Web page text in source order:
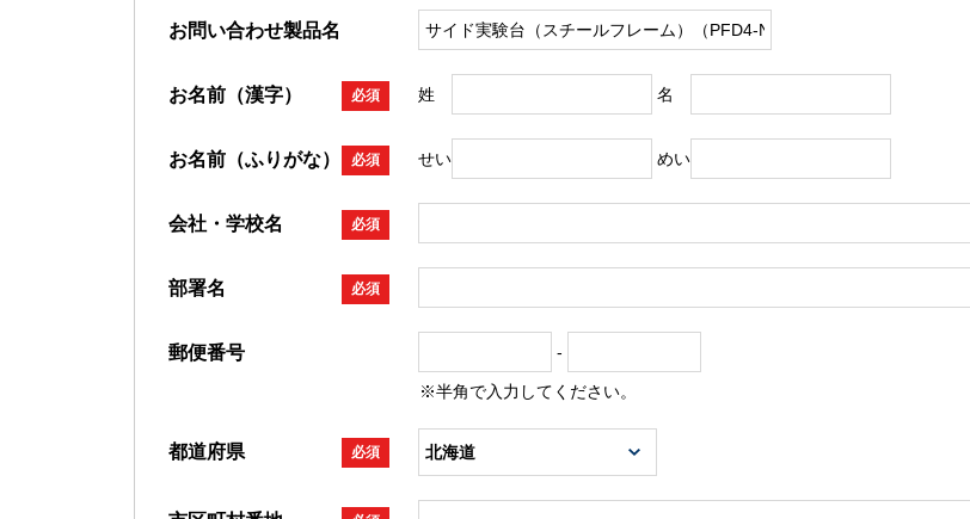
お問い合わせ製品名
お名前（漢字） 必須 姓 名
お名前（ふりがな） 必須 せい めい
会社・学校名 必須
部署名 必須
郵便番号 -
※半角で入力してください。
都道府県 必須